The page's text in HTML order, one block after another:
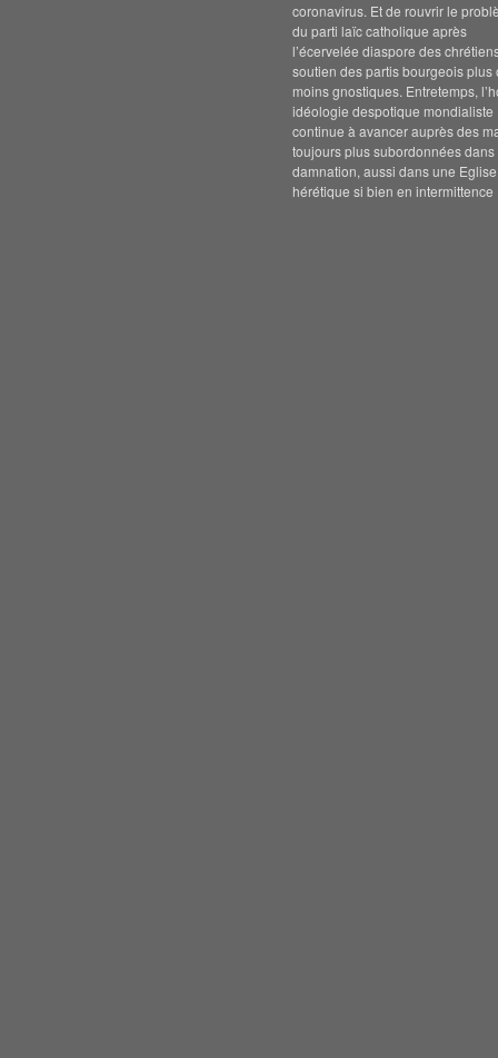
coronavirus. Et de rouvrir le
du parti laïc catholique après
l’écervelée diaspore des
soutien des partis bourgeois plus
moins gnostiques. Entretemps,
idéologie despotique mondialiste
continue à avancer auprès des
toujours plus subordonnées dans
damnation, aussi dans une Eglise
hérétique si bien en intermittence